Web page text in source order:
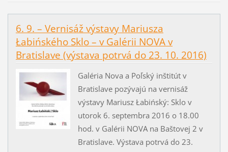
6. 9. – Vernisáž výstavy Mariusza
Łabińského Sklo – v Galérii NOVA v
Bratislave (výstava potrvá do 23. 10. 2016)
Galéria Nova a Poľský inštitút v
Bratislave pozývajú na vernisáž
výstavy Mariusz Łabińský: Sklo v
utorok 6. septembra 2016 o 18.00
hod. v Galérii NOVA na Baštovej 2 v
Bratislave. Výstava potrvá do 23.